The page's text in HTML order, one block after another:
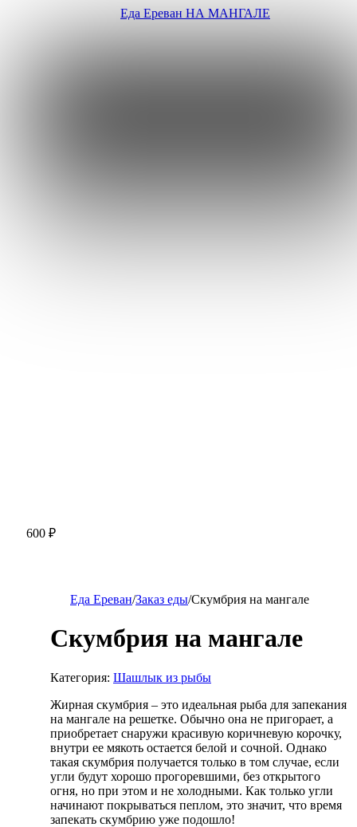
Еда Ереван НА МАНГАЛЕ
600 ₽
Еда Ереван/Заказ еды/Скумбрия на мангале
Скумбрия на мангале
Категория: Шашлык из рыбы
Жирная скумбрия – это идеальная рыба для запекания
на мангале на решетке. Обычно она не пригорает, а
приобретает снаружи красивую коричневую корочку,
внутри ее мякоть остается белой и сочной. Однако
такая скумбрия получается только в том случае, если
угли будут хорошо прогоревшими, без открытого
огня, но при этом и не холодными. Как только угли
начинают покрываться пеплом, это значит, что время
запекать скумбрию уже подошло!